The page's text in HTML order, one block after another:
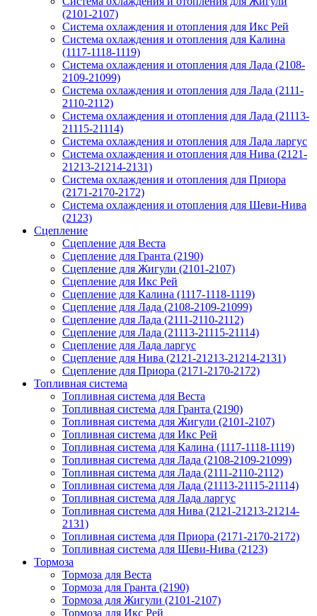
(2101-2107)
Система охлаждения и отопления для Икс Рей
Система охлаждения и отопления для Калина
(1117-1118-1119)
Система охлаждения и отопления для Лада (2108-
2109-21099)
Система охлаждения и отопления для Лада (2111-
2110-2112)
Система охлаждения и отопления для Лада (21113-
21115-21114)
Система охлаждения и отопления для Лада ларгус
Система охлаждения и отопления для Нива (2121-
21213-21214-2131)
Система охлаждения и отопления для Приора
(2171-2170-2172)
Система охлаждения и отопления для Шеви-Нива
(2123)
Сцепление
Сцепление для Веста
Сцепление для Гранта (2190)
Сцепление для Жигули (2101-2107)
Сцепление для Икс Рей
Сцепление для Калина (1117-1118-1119)
Сцепление для Лада (2108-2109-21099)
Сцепление для Лада (2111-2110-2112)
Сцепление для Лада (21113-21115-21114)
Сцепление для Лада ларгус
Сцепление для Нива (2121-21213-21214-2131)
Сцепление для Приора (2171-2170-2172)
Топливная система
Топливная система для Веста
Топливная система для Гранта (2190)
Топливная система для Жигули (2101-2107)
Топливная система для Икс Рей
Топливная система для Калина (1117-1118-1119)
Топливная система для Лада (2108-2109-21099)
Топливная система для Лада (2111-2110-2112)
Топливная система для Лада (21113-21115-21114)
Топливная система для Лада ларгус
Топливная система для Нива (2121-21213-21214-
2131)
Топливная система для Приора (2171-2170-2172)
Топливная система для Шеви-Нива (2123)
Тормоза
Тормоза для Веста
Тормоза для Гранта (2190)
Тормоза для Жигули (2101-2107)
Тормоза для Икс Рей